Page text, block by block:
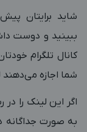
شاید برایتان
ببینید و دوست
کانال تلگرام
شما اجازه می‌دهند
اگر این لینک را
به صورت جداگانه